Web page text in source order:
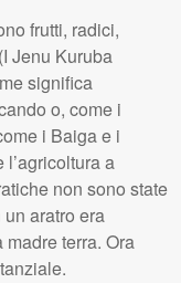
frutti, radici,
Jenu Kuruba
significa
o, come i
i Baiga e i
a
non sono state
aratro era
terra. Ora